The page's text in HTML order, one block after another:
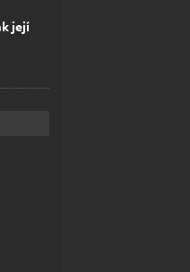
její